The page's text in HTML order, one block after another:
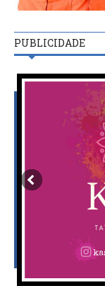
PUBLICIDADE